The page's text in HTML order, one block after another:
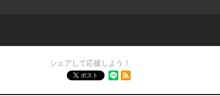
シェアして応援しよう！
ポスト